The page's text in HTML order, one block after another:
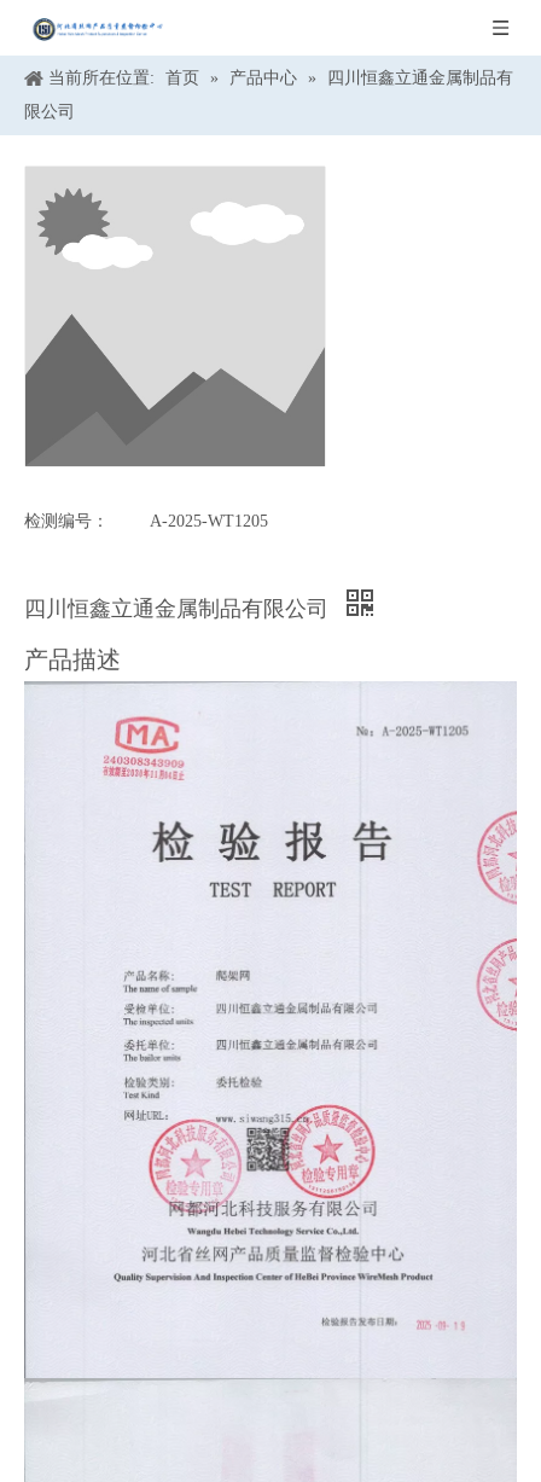
当前所在位置: 首页 » 产品中心 »
四川恒鑫立通金属制品有
限公司
检测编号： A-2025-WT1205
四川恒鑫立通金属制品有限公司
产品描述